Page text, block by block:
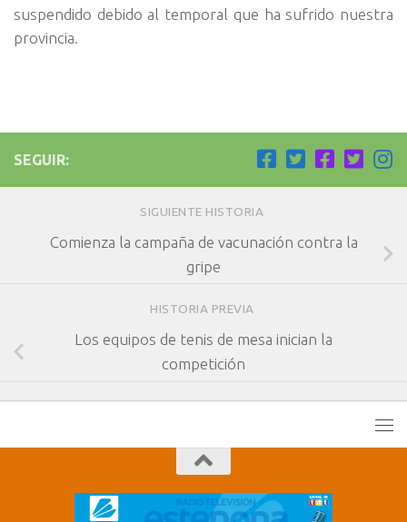
suspendido debido al temporal que ha sufrido nuestra
provincia.
SEGUIR:
SIGUIENTE HISTORIA
Comienza la campaña de vacunación contra la
gripe
HISTORIA PREVIA
Los equipos de tenis de mesa inician la
competición